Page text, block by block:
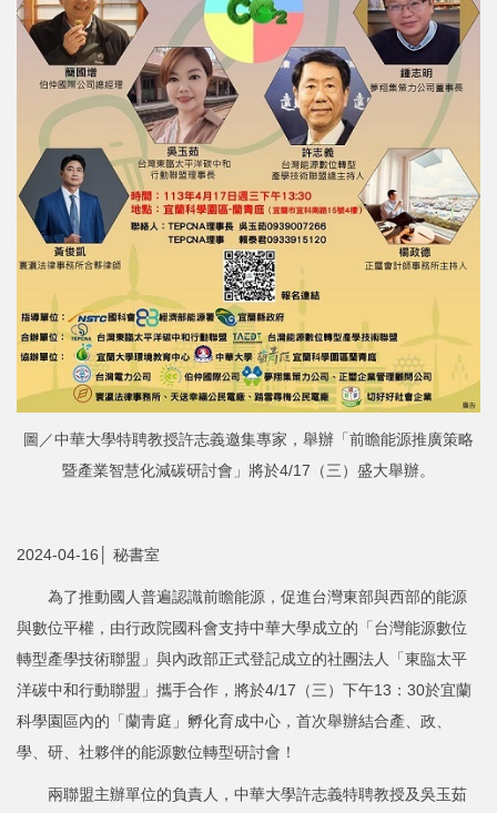
圖／中華大學特聘教授許志義邀集專家，舉辦「前瞻能源推廣策略
暨產業智慧化減碳研討會」將於4/17（三）盛大舉辦。
2024-04-16│ 秘書室
為了推動國人普遍認識前瞻能源，促進台灣東部與西部的能源
與數位平權，由行政院國科會支持中華大學成立的「台灣能源數位
轉型產學技術聯盟」與內政部正式登記成立的社團法人「東臨太平
洋碳中和行動聯盟」攜手合作，將於4/17（三）下午13：30於宜蘭
科學園區內的「蘭青庭」孵化育成中心，首次舉辦結合產、政、
學、研、社夥伴的能源數位轉型研討會！
兩聯盟主辦單位的負責人，中華大學許志義特聘教授及吳玉茹